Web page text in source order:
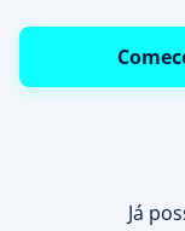
Já